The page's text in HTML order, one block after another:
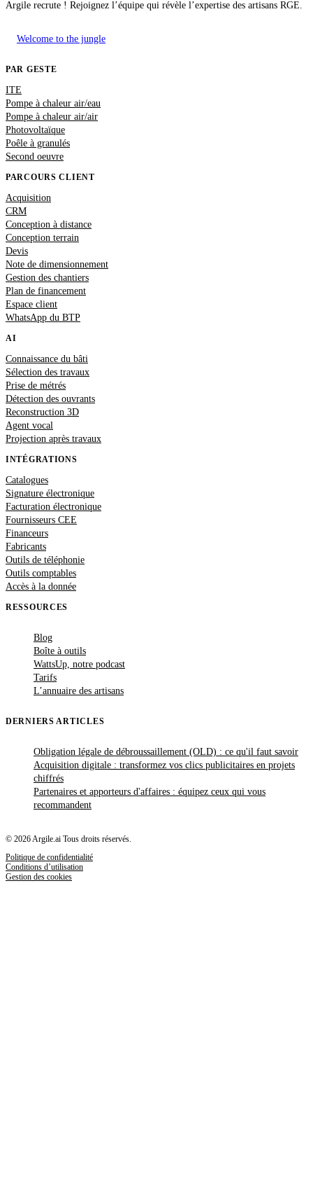
Argile recrute ! Rejoignez l’équipe qui révèle l’expertise des artisans RGE.
Welcome to the jungle
PAR GESTE
ITE
Pompe à chaleur air/eau
Pompe à chaleur air/air
Photovoltaïque
Poêle à granulés
Second oeuvre
PARCOURS CLIENT
Acquisition
CRM
Conception à distance
Conception terrain
Devis
Note de dimensionnement
Gestion des chantiers
Plan de financement
Espace client
WhatsApp du BTP
AI
Connaissance du bâti
Sélection des travaux
Prise de métrés
Détection des ouvrants
Reconstruction 3D
Agent vocal
Projection après travaux
INTÉGRATIONS
Catalogues
Signature électronique
Facturation électronique
Fournisseurs CEE
Financeurs
Fabricants
Outils de téléphonie
Outils comptables
Accès à la donnée
RESSOURCES
Blog
Boîte à outils
WattsUp, notre podcast
Tarifs
L’annuaire des artisans
DERNIERS ARTICLES
Obligation légale de débroussaillement (OLD) : ce qu'il faut savoir
Acquisition digitale : transformez vos clics publicitaires en projets
chiffrés
Partenaires et apporteurs d'affaires : équipez ceux qui vous
recommandent
© 2026 Argile.ai Tous droits réservés.
Politique de confidentialité
Conditions d’utilisation
Gestion des cookies